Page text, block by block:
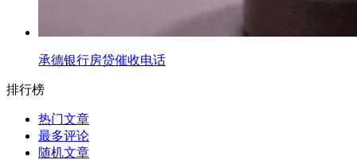
承德银行房贷催收电话
排行榜
热门文章
最多评论
随机文章